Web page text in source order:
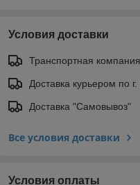
Условия доставки
Транспортная компания
Доставка курьером по
Доставка "Самовывоз"
Все условия доставки
Условия оплаты